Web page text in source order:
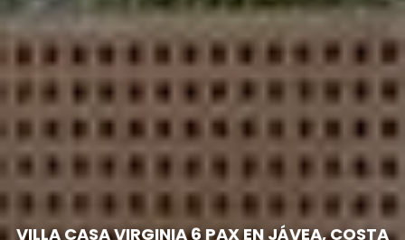
VILLA CASA VIRGINIA 6 PAX EN JÁVEA, COSTA